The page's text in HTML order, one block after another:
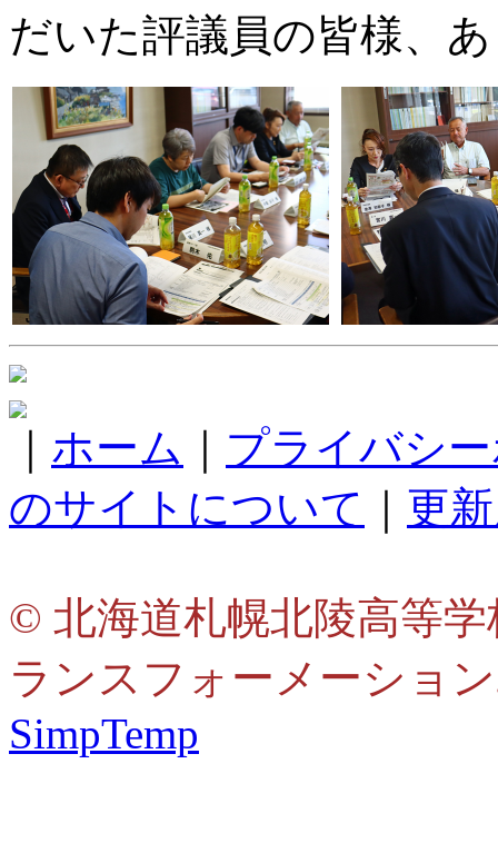
だいた評議員の皆様、
ホーム
プライバシ
のサイトについて
更
© 北海道札幌北陵高等
ランスフォーメーショ
SimpTemp